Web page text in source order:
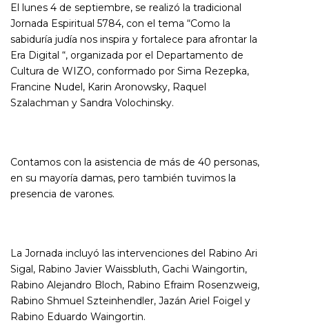
El lunes 4 de septiembre, se realizó la tradicional
Jornada Espiritual 5784, con el tema “Como la
sabiduría judía nos inspira y fortalece para afrontar la
Era Digital “, organizada por el Departamento de
Cultura de WIZO, conformado por Sima Rezepka,
Francine Nudel, Karin Aronowsky, Raquel
Szalachman y Sandra Volochinsky.
Contamos con la asistencia de más de 40 personas,
en su mayoría damas, pero también tuvimos la
presencia de varones.
La Jornada incluyó las intervenciones del Rabino Ari
Sigal, Rabino Javier Waissbluth, Gachi Waingortin,
Rabino Alejandro Bloch, Rabino Efraim Rosenzweig,
Rabino Shmuel Szteinhendler, Jazán Ariel Foigel y
Rabino Eduardo Waingortin.